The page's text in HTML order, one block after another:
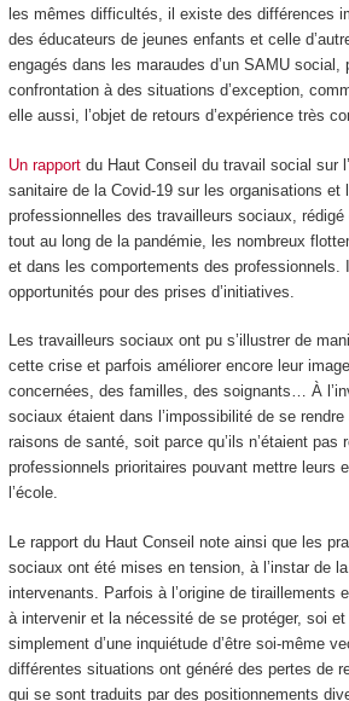
les mêmes difficultés, il existe des différences
des éducateurs de jeunes enfants et celle
engagés dans les maraudes d’un SAMU social,
confrontation à des situations d’exception,
elle aussi, l’objet de retours d’expérience très
Un rapportdu Haut Conseil du travail social sur
sanitaire de la Covid-19 sur les organisations et
professionnelles des travailleurs sociaux, rédigé
tout au long de la pandémie, les nombreux
et dans les comportements des professionnels.
opportunités pour des prises d’initiatives.
Les travailleurs sociaux ont pu s’illustrer de
cette crise et parfois améliorer encore leur
concernées, des familles, des soignants… À
sociaux étaient dans l’impossibilité de se
raisons de santé, soit parce qu’ils n’étaient pas
professionnels prioritaires pouvant mettre leurs
l’école.
Le rapport du Haut Conseil note ainsi que les
sociaux ont été mises en tension, à l’instar de
intervenants. Parfois à l’origine de tiraillements
à intervenir et la nécessité de se protéger, soi
simplement d’une inquiétude d’être soi-même
différentes situations ont généré des pertes de
qui se sont traduits par des positionnements